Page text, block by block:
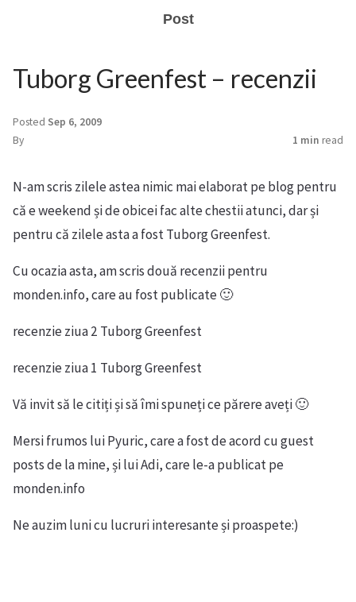
Post
Tuborg Greenfest – recenzii
Posted Sep 6, 2009
By
1 min read
N-am scris zilele astea nimic mai elaborat pe blog pentru
că e weekend și de obicei fac alte chestii atunci, dar și
pentru că zilele asta a fost Tuborg Greenfest.
Cu ocazia asta, am scris două recenzii pentru
monden.info, care au fost publicate 🙂
recenzie ziua 2 Tuborg Greenfest
recenzie ziua 1 Tuborg Greenfest
Vă invit să le citiți și să îmi spuneți ce părere aveți 🙂
Mersi frumos lui Pyuric, care a fost de acord cu guest
posts de la mine, și lui Adi, care le-a publicat pe
monden.info
Ne auzim luni cu lucruri interesante și proaspete:)